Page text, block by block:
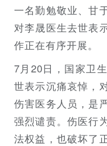
一名勤勉敬业、甘
对李晟医生去世表
作正在有序开展。
7月20日，国家卫
世表示沉痛哀悼，
伤害医务人员，是
强烈谴责。伤医行
法权益，也破坏了